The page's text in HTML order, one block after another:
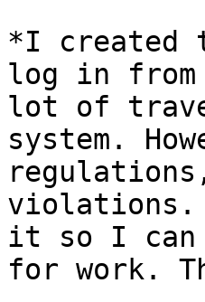
*I created
log in from
lot of
system.
violations.
it so I can
for work.